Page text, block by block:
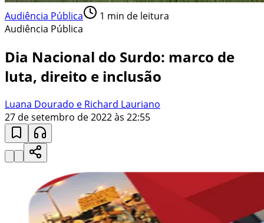
Audiência Pública 1 min de leitura
Audiência Pública
Dia Nacional do Surdo: marco de
luta, direito e inclusão
Luana Dourado e Richard Lauriano
27 de setembro de 2022 às 22:55